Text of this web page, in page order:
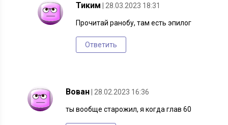
Тиким | 28.03.2023 18:31
Прочитай ранобу, там есть эпилог
Ответить
Вован | 28.02.2023 16:36
ты вообще старожил, я когда глав 60